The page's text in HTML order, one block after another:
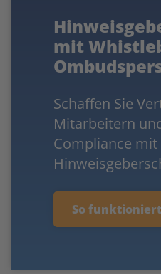
mit
Schaffen Sie
Mitarbeitern
Compliance mit
So